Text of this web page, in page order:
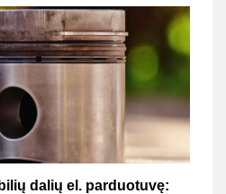
dalių el. parduotuvę: